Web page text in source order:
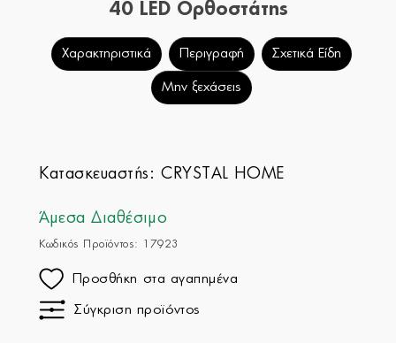
40 LED Ορθοστάτης
Χαρακτηριστικά Περιγραφή Σχετικά Είδη
Μην ξεχάσεις
Κατασκευαστής:CRYSTAL HOME
Άμεσα Διαθέσιμο
Κωδικός Προϊόντος: 17923
Προσθήκη στα αγαπημένα
Σύγκριση προϊόντος